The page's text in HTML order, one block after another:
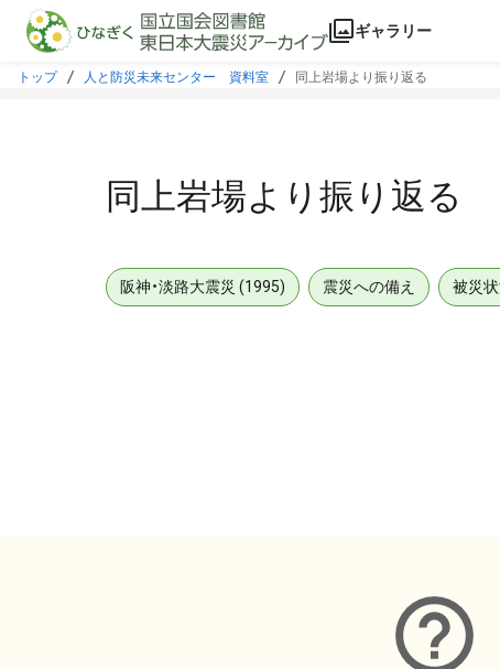
本文に飛ぶ
ギャラリー
トップ 人と防災未来センター 資料室 同上岩場より振り返る
同上岩場より振り返る
阪神・淡路大震災 (1995) 震災への備え 被災